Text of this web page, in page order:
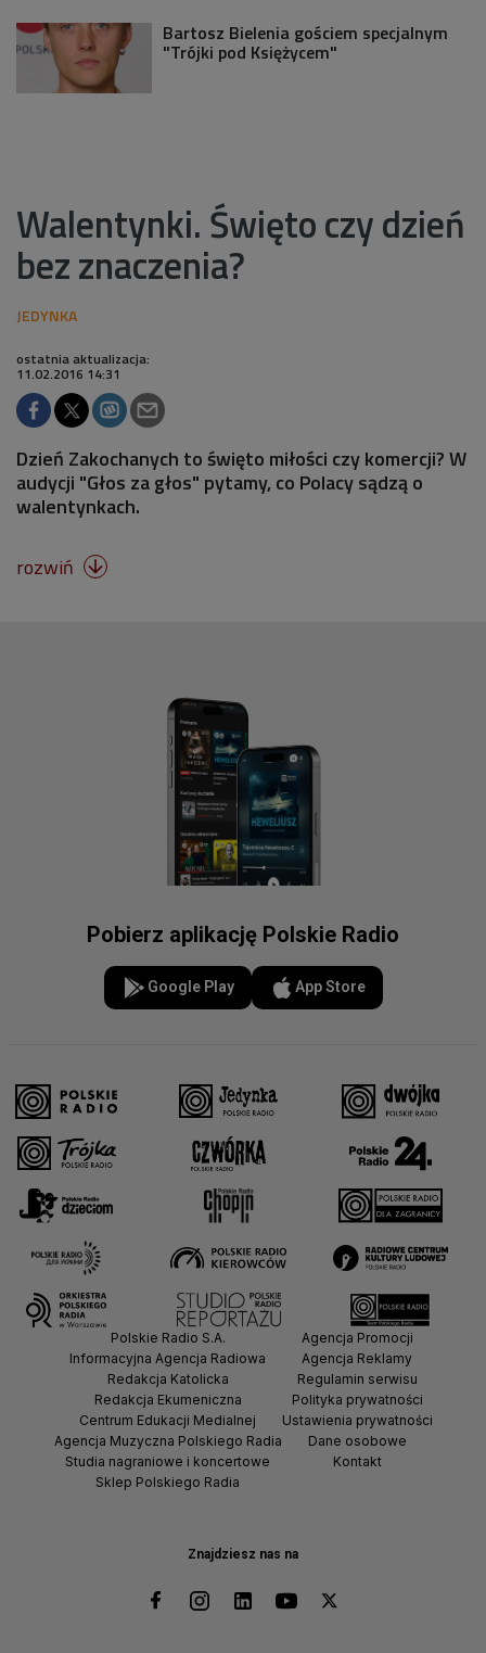
Bartosz Bielenia gościem specjalnym
"Trójki pod Księżycem"
Walentynki. Święto czy dzień
bez znaczenia?
ostatnia aktualizacja:
11.02.2016 14:31
Dzień Zakochanych to święto miłości czy komercji? W
audycji "Głos za głos" pytamy, co Polacy sądzą o
walentynkach.
rozwiń 
Pobierz aplikację Polskie Radio
Google Play App Store
Znajdziesz nas na
Polskie Radio S.A.
Informacyjna Agencja Radiowa
Redakcja Katolicka
Redakcja Ekumeniczna
Centrum Edukacji Medialnej
Agencja Muzyczna Polskiego Radia
Studia nagraniowe i koncertowe
Sklep Polskiego Radia
Agencja Promocji
Agencja Reklamy
Regulamin serwisu
Polityka prywatności
Ustawienia prywatności
Dane osobowe
Kontakt